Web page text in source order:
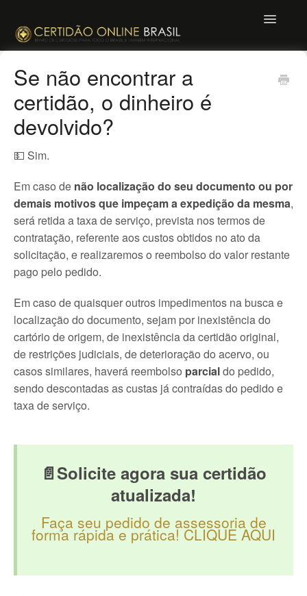
Toggle
Se não encontrar a
certidão, o dinheiro é
devolvido?
💵 Sim.
Em caso de não localização do seu documento ou por
demais motivos que impeçam a expedição da mesma,
será retida a taxa de serviço, prevista nos termos de
contratação, referente aos custos obtidos no ato da
solicitação, e realizaremos o reembolso do valor restante
pago pelo pedido.
Em caso de quaisquer outros impedimentos na busca e
localização do documento, sejam por inexistência do
cartório de origem, de inexistência da certidão original,
de restrições judiciais, de deterioração do acervo, ou
casos similares, haverá reembolso parcialdo pedido,
sendo descontadas as custas já contraídas do pedido e
taxa de serviço.
📄Solicite agora sua certidão
atualizada!
Faça seu pedido de assessoria de
forma rápida e prática! CLIQUE AQUI